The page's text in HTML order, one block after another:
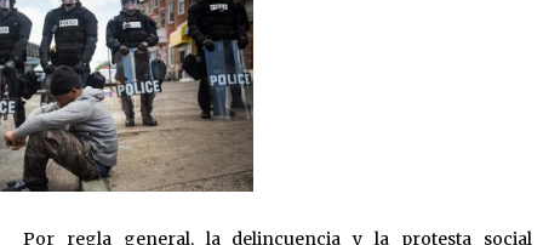
Por regla general, la delincuencia y la protesta social